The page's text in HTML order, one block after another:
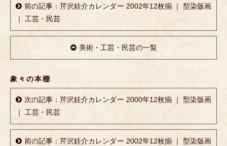
前の記事：芹沢銈介カレンダー 2002年12枚揃 ｜ 型染版画
｜ 工芸・民芸
美術・工芸・民芸の一覧
象々の本棚
次の記事：芹沢銈介カレンダー 2000年12枚揃 ｜ 型染版画
｜ 工芸・民芸
前の記事：芹沢銈介カレンダー 2002年12枚揃 ｜ 型染版画